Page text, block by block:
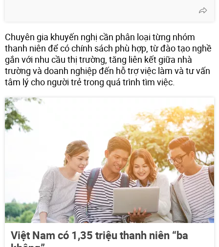
Chuyên gia khuyến nghị cần phân loại từng nhóm
thanh niên để có chính sách phù hợp, từ đào tạo nghề
gắn với nhu cầu thị trường, tăng liên kết giữa nhà
trường và doanh nghiệp đến hỗ trợ việc làm và tư vấn
tâm lý cho người trẻ trong quá trình tìm việc.
Việt Nam có 1,35 triệu thanh niên “ba